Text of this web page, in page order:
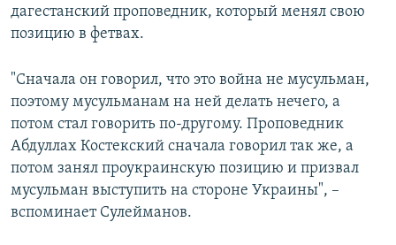
дагестанский проповедник, который менял свою
позицию в фетвах.
"Сначала он говорил, что это война не мусульман,
поэтому мусульманам на ней делать нечего, а
потом стал говорить по-другому. Проповедник
Абдуллах Костекский сначала говорил так же, а
потом занял проукраинскую позицию и призвал
мусульман выступить на стороне Украины", –
вспоминает Сулейманов.